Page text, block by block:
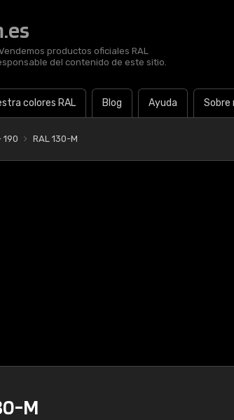
productos oficiales RAL
del contenido de este sitio.
colores RAL Blog Ayuda Sobre
190 RAL 130-M
M